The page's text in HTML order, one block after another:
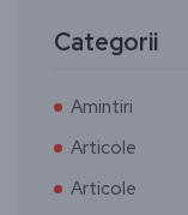
Categorii
Amintiri
Articole
Articole